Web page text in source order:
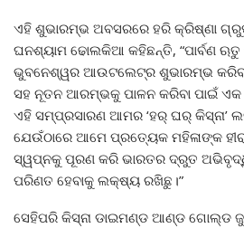
ଏହି ଶୁଭାରମ୍ଭ ଅବସରରେ ହରି କ୍ରିଷ୍ଣା
ଘନଶ୍ୟାମ ଢୋଲକିଆ କହିଛନ୍ତି, “ପାର୍ବଣ
ଭୁବନେଶ୍ୱର ଆଉଟଲେଟ୍‌ର ଶୁଭାରମ୍ଭ
ସହ ନୂତନ ଆରମ୍ଭକୁ ପାଳନ କରିବା ପାଇଁ
ଏହି ସମ୍ପ୍ରସାରଣ ଆମର ‘ହର୍ ଘର୍ କିସ୍‌ନା’
ଯେଉଁଠାରେ ଆମେ ପ୍ରତ୍ୟେକ ମହିଳାଙ୍କ
ସ୍ୱପ୍ନକୁ ପୂରଣ କରି ଭାରତର ଦ୍ରୁତ
ପରିଣତ ହେବାକୁ ଲକ୍ଷ୍ୟ ରଖିଛୁ।”
ସେହିପରି କିସ୍‌ନା ଡାଇମଣ୍ଡ ଆଣ୍ଡ ଗୋଲ୍ଡ